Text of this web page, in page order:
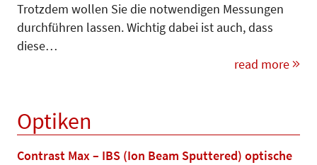
Trotzdem wollen Sie die notwendigen Messungen
durchführen lassen. Wichtig dabei ist auch, dass
diese…
read more
Optiken
Contrast Max – IBS (Ion Beam Sputtered) optische